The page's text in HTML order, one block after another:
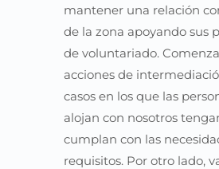
mantener una relación
de la zona apoyando sus
de voluntariado.
acciones de
casos en los que las
alojan con nosotros
cumplan con las
requisitos. Por otro lado,